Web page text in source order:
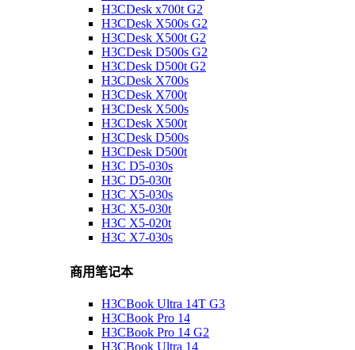
H3CDesk x700t G2
H3CDesk X500s G2
H3CDesk X500t G2
H3CDesk D500s G2
H3CDesk D500t G2
H3CDesk X700s
H3CDesk X700t
H3CDesk X500s
H3CDesk X500t
H3CDesk D500s
H3CDesk D500t
H3C D5-030s
H3C D5-030t
H3C X5-030s
H3C X5-030t
H3C X5-020t
H3C X7-030s
商用笔记本
H3CBook Ultra 14T G3
H3CBook Pro 14
H3CBook Pro 14 G2
H3CBook Ultra 14